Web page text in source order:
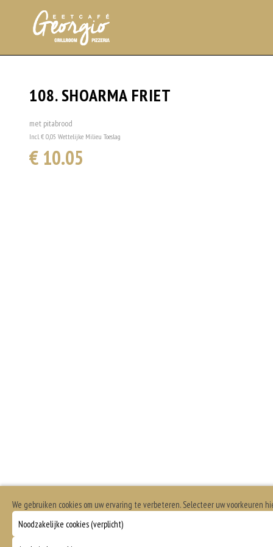
108. SHOARMA FRIET
met pitabrood
Incl. € 0,05 Wettelijke Milieu Toeslag
€ 10.05
We gebruiken cookies om uw ervaring te verbeteren. Selecteer uw voorkeuren
Noodzakelijke cookies (verplicht)